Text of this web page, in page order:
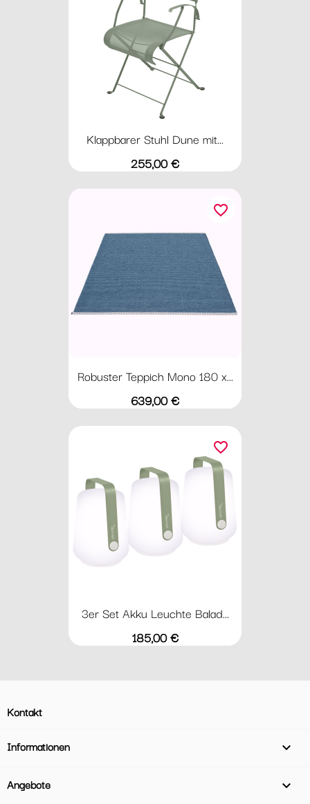
Klappbarer Stuhl Dune mit...
Preis
255,00 €
Robuster Teppich Mono 180 x...
Preis
639,00 €
favorite_border
3er Set Akku Leuchte Balad...
Preis
185,00 €
favorite_border
Kontakt
Informationen 
Angebote 